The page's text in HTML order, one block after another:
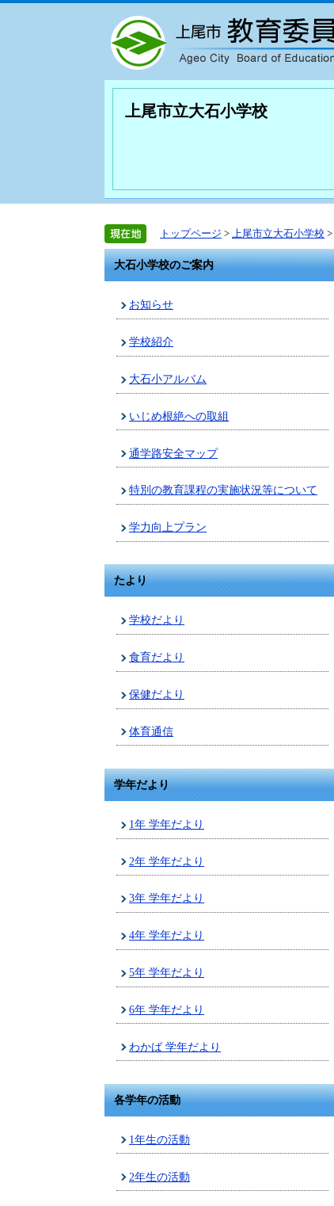
上尾市立大石小学校
トップページ > 上尾市立大石小学校 >
大石小学校のご案内
お知らせ
学校紹介
大石小アルバム
いじめ根絶への取組
通学路安全マップ
特別の教育課程の実施状況等について
学力向上プラン
たより
学校だより
食育だより
保健だより
体育通信
学年だより
1年 学年だより
2年 学年だより
3年 学年だより
4年 学年だより
5年 学年だより
6年 学年だより
わかば 学年だより
各学年の活動
1年生の活動
2年生の活動